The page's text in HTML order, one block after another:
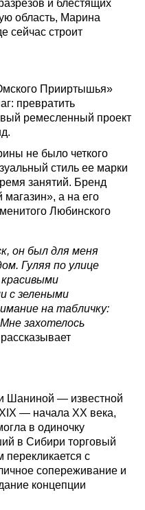
и блестящих
область, Марина
сейчас строит
Прииртышья»
превратить
ремесленный проект
не было четкого
стиль ее марки
занятий. Бренд
а на его
Любинского
он был для меня
Гуляя по улице
с зелеными
на табличку:
захотелось
Шаниной — известной
— начала XX века,
в одиночку
в Сибири торговый
с
сопереживание и
концепции